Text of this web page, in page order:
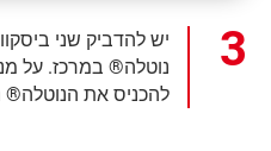
יש להדביק שני
נוטלה® במרכז. על
להכניס את הנוטלה®